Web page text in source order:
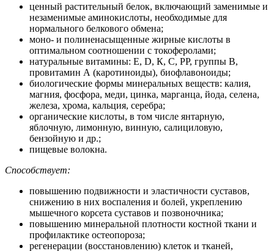
ценный растительный белок, включающий заменимые и
незаменимые аминокислоты, необходимые для
нормального белкового обмена;
моно- и полиненасыщенные жирные кислоты в
оптимальном соотношении с токоферолами;
натуральные витамины: Е, D, К, С, РР, группы В,
провитамин А (каротиноиды), биофлавоноиды;
биологические формы минеральных веществ: калия,
магния, фосфора, меди, цинка, марганца, йода, селена,
железа, хрома, кальция, серебра;
органические кислоты, в том числе янтарную,
яблочную, лимонную, винную, салициловую,
бензойную и др.;
пищевые волокна.
Способствует:
повышению подвижности и эластичности суставов,
снижению в них воспаления и болей, укреплению
мышечного корсета суставов и позвоночника;
повышению минеральной плотности костной ткани и
профилактике остеопороза;
регенерации (восстановлению) клеток и тканей,